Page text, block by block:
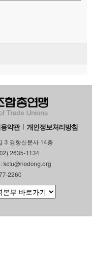
약관 개인정보처리방침
3 경향신문사 14층
2635-1134
kctu@nodong.org
2260